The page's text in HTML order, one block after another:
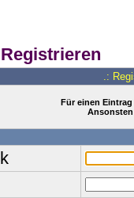
.:
Für einen